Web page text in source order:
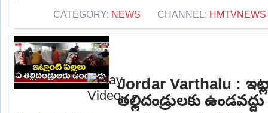
CATEGORY: NEWS CHANNEL: HMTVNEWS
Jordar Varthalu :
తల్లిదండ్రులకు